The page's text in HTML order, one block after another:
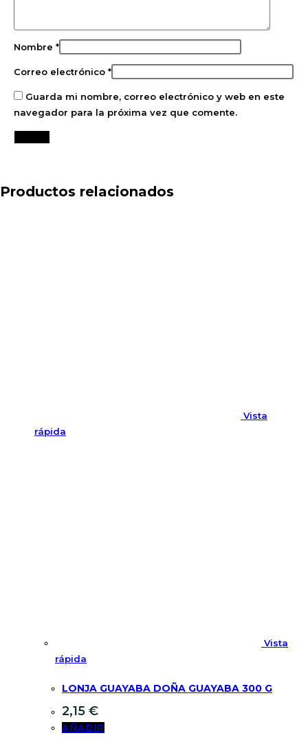
Nombre *
Correo electrónico *
Guarda mi nombre, correo electrónico y web en este
navegador para la próxima vez que comente.
Productos relacionados
Vista
rápida
Vista
rápida
LONJA GUAYABA DOÑA GUAYABA 300 G
2,15 €
AÑADIR